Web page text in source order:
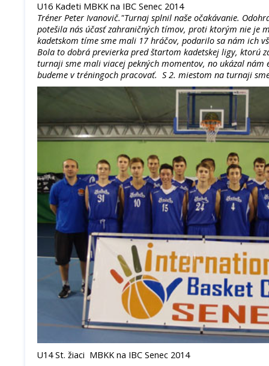
U16 Kadeti MBKK na IBC Senec 2014
Tréner Peter Ivanovič."Turnaj splnil naše očakávanie.
potešila nás účasť zahraničných tímov, proti ktorým nie je
kadetskom tíme sme mali 17 hráčov, podarilo sa nám ich
Bola to dobrá previerka pred štartom kadetskej ligy, ktorú
turnaji sme mali viacej pekných momentov, no ukázal nám
budeme v tréningoch pracovať. S 2. miestom na turnaji
U14 St. žiaci MBKK na IBC Senec 2014